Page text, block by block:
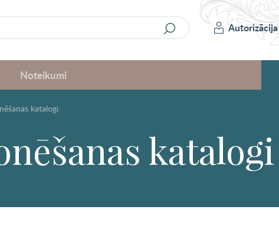
Autorizācija
Noteikumi
katalogi
katalogi